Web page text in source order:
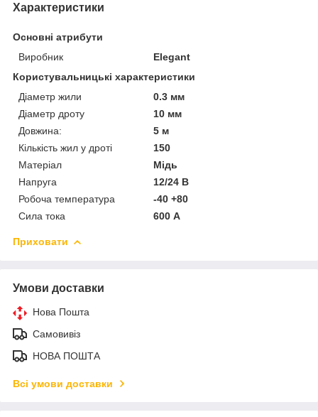
Характеристики
Основні атрибути
Виробник
Elegant
Користувальницькі характеристики
Діаметр жили
0.3 мм
Діаметр дроту
10 мм
Довжина:
5 м
Кількість жил у дроті
150
Матеріал
Мідь
Напруга
12/24 В
Робоча температура
-40 +80
Сила тока
600 А
Приховати
Умови доставки
Нова Пошта
Самовивіз
НОВА ПОШТА
Всі умови доставки